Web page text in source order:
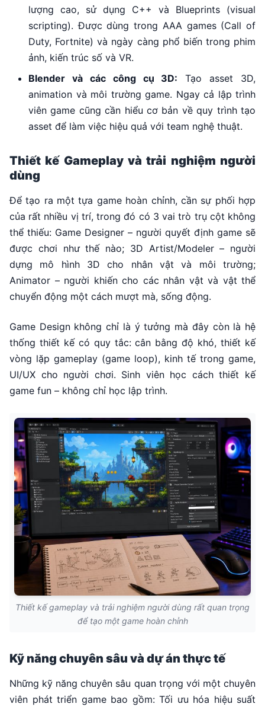
lượng cao, sử dụng C++ và Blueprints (visual
scripting). Được dùng trong AAA games (Call of
Duty, Fortnite) và ngày càng phổ biến trong phim
ảnh, kiến trúc số và VR.
Blender và các công cụ 3D: Tạo asset 3D,
animation và môi trường game. Ngay cả lập trình
viên game cũng cần hiểu cơ bản về quy trình tạo
asset để làm việc hiệu quả với team nghệ thuật.
Thiết kế Gameplay và trải nghiệm người
dùng
Để tạo ra một tựa game hoàn chỉnh, cần sự phối hợp
của rất nhiều vị trí, trong đó có 3 vai trò trụ cột không
thể thiếu: Game Designer – người quyết định game sẽ
được chơi như thế nào; 3D Artist/Modeler – người
dựng mô hình 3D cho nhân vật và môi trường;
Animator – người khiến cho các nhân vật và vật thể
chuyển động một cách mượt mà, sống động.
Game Design không chỉ là ý tưởng mà đây còn là hệ
thống thiết kế có quy tắc: cân bằng độ khó, thiết kế
vòng lặp gameplay (game loop), kinh tế trong game,
UI/UX cho người chơi. Sinh viên học cách thiết kế
game fun – không chỉ học lập trình.
Thiết kế gameplay và trải nghiệm người dùng rất quan trọng
để tạo một game hoàn chỉnh
Kỹ năng chuyên sâu và dự án thực tế
Những kỹ năng chuyên sâu quan trọng với một chuyên
viên phát triển game bao gồm: Tối ưu hóa hiệu suất